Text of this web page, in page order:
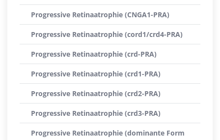
Progressive Retinaatrophie (CNGA1-PRA)
Progressive Retinaatrophie (cord1/crd4-PRA)
Progressive Retinaatrophie (crd-PRA)
Progressive Retinaatrophie (crd1-PRA)
Progressive Retinaatrophie (crd2-PRA)
Progressive Retinaatrophie (crd3-PRA)
Progressive Retinaatrophie (dominante Form